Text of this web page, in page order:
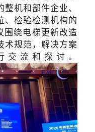
机和部件企业、
、检验检测机构的
绕电梯更新改造
术规范，解决方案
流和探讨。